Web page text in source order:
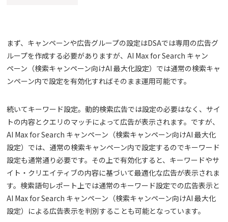
まず、キャンペーンや広告グループの設定はDSAでは専用の広告グ
ループを作成する必要がありますが、AI Max for Search キャン
ペーン（検索キャンペーン向けAI 最大化設定）では通常の検索キャ
ンペーン内で設定を有効化すればそのまま運用可能です。
続いてキーワード設定。動的検索広告では設定の必要はなく、サイ
トの内容とクエリのマッチによって広告が表示されます。ですが、
AI Max for Search キャンペーン（検索キャンペーン向けAI 最大化
設定）では、通常の検索キャンペーン内で設定するのでキーワード
設定も通常通り必要です。その上で有効化すると、キーワードやサ
イト・クリエイティブの内容に基づいて最適化な広告が表示されま
す。検索語句レポート上では通常のキーワード設定での広告表示と
AI Max for Search キャンペーン（検索キャンペーン向けAI 最大化
設定）による広告表示を判別することも可能となっています。